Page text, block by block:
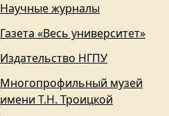
Научные журналы
Газета «Весь университет»
Издательство НГПУ
Многопрофильный музей
имени Т.Н. Троицкой